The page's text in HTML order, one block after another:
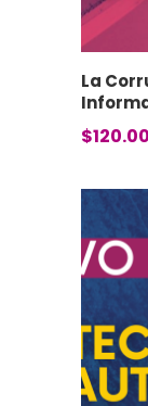
La
$120.00